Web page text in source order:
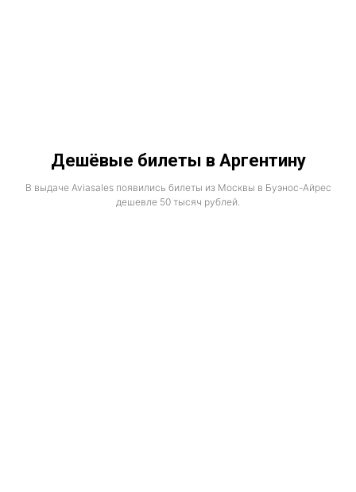
Дешёвые билеты в Аргентину
В выдаче Aviasales появились билеты из Москвы в Буэнос-Айрес
дешевле 50 тысяч рублей.